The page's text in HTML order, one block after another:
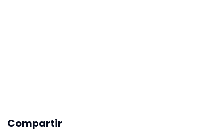
Compartir